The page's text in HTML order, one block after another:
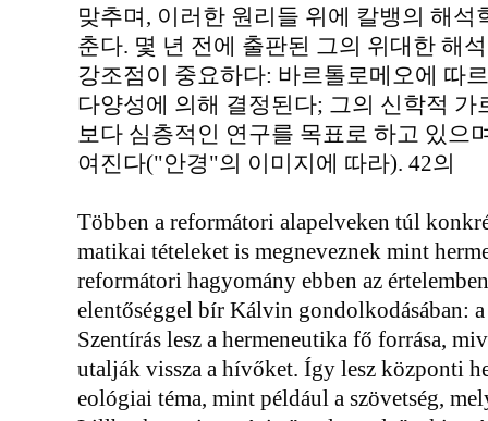
맞추며, 이러한 원리들 위에 칼뱅의 해
춘다. 몇 년 전에 출판된 그의 위대한 해
강조점이 중요하다: 바르톨로메오에 따
다양성에 의해 결정된다; 그의 신학적
보다 심층적인 연구를 목표로 하고 있으
여진다("안경"의 이미지에 따라). 42의
Többen a reformátori alapelveken túl
matikai tételeket is megneveznek mint
reformátori hagyomány ebben az
elentőséggel bír Kálvin gondolkodásában:
Szentírás lesz a hermeneutika fő forrása,
utalják vissza a hívőket. Így lesz központi
eológiai téma, mint például a szövetség,